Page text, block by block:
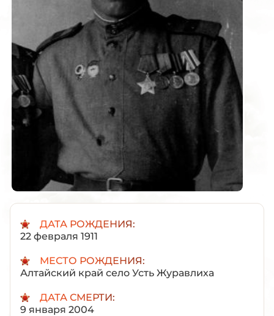
ДАТА РОЖДЕНИЯ:
22 февраля 1911
МЕСТО РОЖДЕНИЯ:
Алтайский край село Усть Журавлиха
ДАТА СМЕРТИ:
9 января 2004